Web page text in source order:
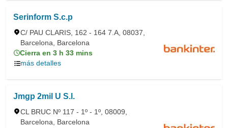
Serinform S.c.p
C/ PAU CLARIS, 162 - 164 7.A, 08037,
Barcelona, Barcelona
Cierra en 3 h 33 mins
más detalles
Jmgp 2mil U S.l.
CL BRUC Nº 117 - 1º - 1º, 08009,
Barcelona, Barcelona